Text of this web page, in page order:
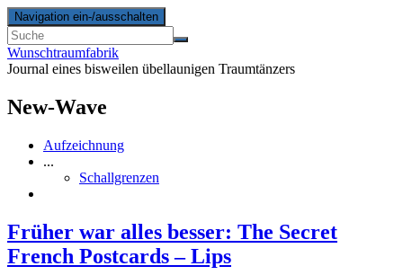
Navigation ein-/ausschalten
Wunschtraumfabrik
Journal eines bisweilen übellaunigen Traumtänzers
New-Wave
Aufzeichnung
...
Schallgrenzen
Früher war alles besser: The Secret
French Postcards – Lips